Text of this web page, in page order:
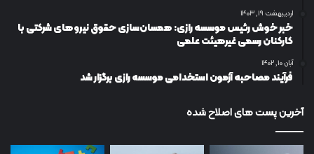
اردیبهشت ۱۹, ۱۴۰۳
خبر خوش رئیس موسسه رازی: همسان‌سازی حقوق نیروهای شرکتی با
کارکنان رسمی غیرهیئت علمی
آبان ۱۰, ۱۴۰۲
فرآیند مصاحبه آزمون استخدامی موسسه رازی برگزار شد
آخرین پست های اصلاح شده